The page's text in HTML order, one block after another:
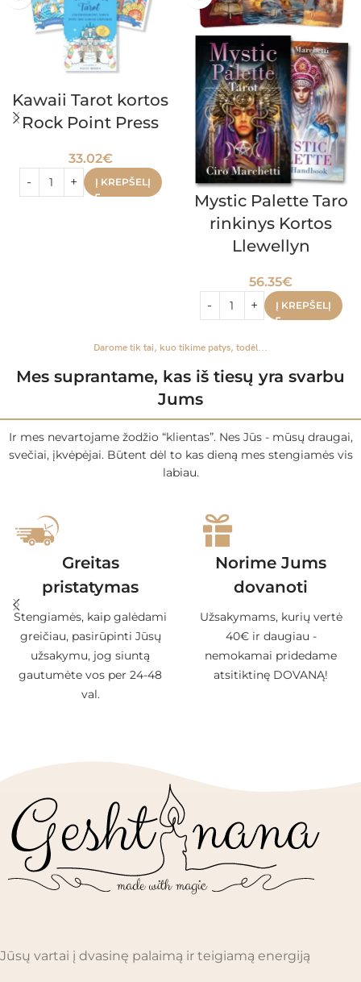
Kawaii Tarot kortos
Rock Point Press
33.02€
Į KREPŠELĮ
Mystic Palette Taro
rinkinys Kortos
Llewellyn
56.35€
Į KREPŠELĮ
Darome tik tai, kuo tikime patys, todėl...
Mes suprantame, kas iš tiesų yra svarbu
Jums
Ir mes nevartojame žodžio “klientas”. Nes Jūs - mūsų draugai,
svečiai, įkvėpėjai. Būtent dėl to kas dieną mes stengiamės vis
labiau.
Greitas
pristatymas
Stengiamės, kaip galėdami
greičiau, pasirūpinti Jūsų
užsakymu, jog siuntą
gautumėte vos per 24-48
val.
Norime Jums
dovanoti
Užsakymams, kurių vertė
40€ ir daugiau -
nemokamai pridedame
atsitiktinę DOVANĄ!
Jūsų vartai į dvasinę palaimą ir teigiamą energiją